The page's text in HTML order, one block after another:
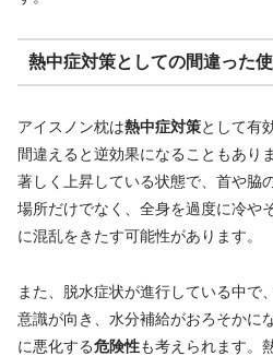
熱中症対策としての間違った
アイスノン枕は熱中症対策として有
間違えると逆効果になることもあり
著しく上昇している状態で、首や脇
場所だけでなく、全身を過度に冷や
に混乱をきたす可能性があります。
また、脱水症状が進行している中で
意識が向き、水分補給がおろそかに
に悪化する危険性も考えられます。